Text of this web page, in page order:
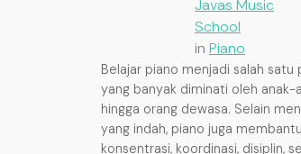
Javas Music
School
in Piano
Belajar piano menjadi salah satu
yang banyak diminati oleh anak-
hingga orang dewasa. Selain
yang indah, piano juga
konsentrasi, koordinasi, disiplin,